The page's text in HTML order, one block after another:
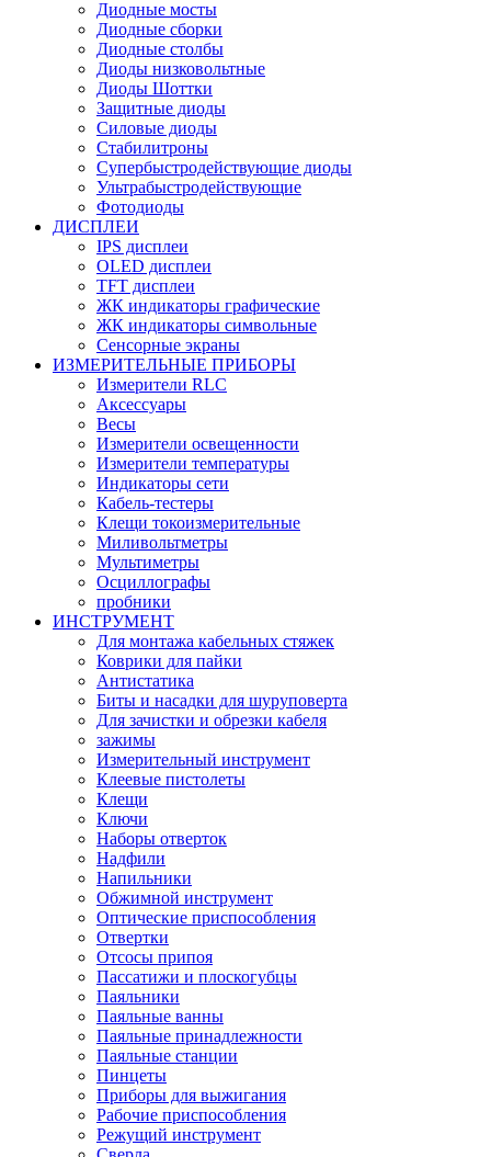
Диодные мосты
Диодные сборки
Диодные столбы
Диоды низковольтные
Диоды Шоттки
Защитные диоды
Силовые диоды
Стабилитроны
Супербыстродействующие диоды
Ультрабыстродействующие
Фотодиоды
ДИСПЛЕИ
IPS дисплеи
OLED дисплеи
TFT дисплеи
ЖК индикаторы графические
ЖК индикаторы символьные
Сенсорные экраны
ИЗМЕРИТЕЛЬНЫЕ ПРИБОРЫ
Измерители RLC
Аксессуары
Весы
Измерители освещенности
Измерители температуры
Индикаторы сети
Кабель-тестеры
Клещи токоизмерительные
Миливольтметры
Мультиметры
Осциллографы
пробники
ИНСТРУМЕНТ
Для монтажа кабельных стяжек
Коврики для пайки
Антистатика
Биты и насадки для шуруповерта
Для зачистки и обрезки кабеля
зажимы
Измерительный инструмент
Клеевые пистолеты
Клещи
Ключи
Наборы отверток
Надфили
Напильники
Обжимной инструмент
Оптические приспособления
Отвертки
Отсосы припоя
Пассатижи и плоскогубцы
Паяльники
Паяльные ванны
Паяльные принадлежности
Паяльные станции
Пинцеты
Приборы для выжигания
Рабочие приспособления
Режущий инструмент